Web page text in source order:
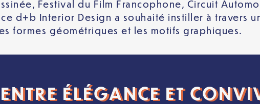
Festival du Film Francophone, Circuit
d+b Interior Design a souhaité instiller à travers
formes géométriques et les motifs graphiques.
ÉLÉGANCE ET